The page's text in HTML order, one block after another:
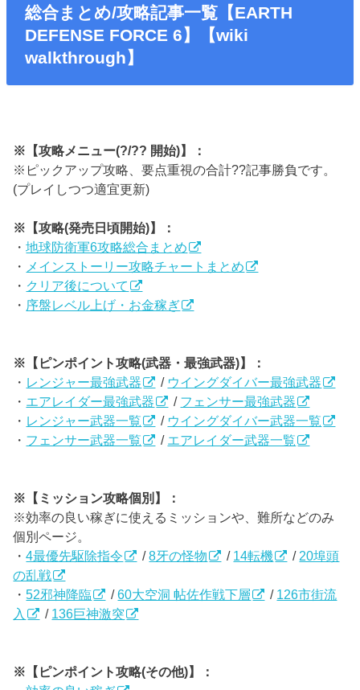
総合まとめ/攻略記事一覧【EARTH
DEFENSE FORCE 6】【wiki
walkthrough】
※【攻略メニュー(?/?? 開始)】：
※ピックアップ攻略、要点重視の合計??記事勝負です。
(プレイしつつ適宜更新)
※【攻略(発売日頃開始)】：
・地球防衛軍6攻略総合まとめ
・ メインストーリー攻略チャートまとめ
・ クリア後について
・ 序盤レベル上げ・お金稼ぎ
※【ピンポイント攻略(武器・最強武器)】：
・ レンジャー最強武器 / ウイングダイバー最強武器
・ エアレイダー最強武器 / フェンサー最強武器
・ レンジャー武器一覧 / ウイングダイバー武器一覧
・ フェンサー武器一覧 / エアレイダー武器一覧
※【ミッション攻略個別】：
※効率の良い稼ぎに使えるミッションや、難所などのみ
個別ページ。
・4最優先駆除指令 /8牙の怪物 / 14転機 / 20埠頭
の乱戦
・52邪神降臨 /60大空洞 帖佐作戦下層 / 126市街流
入
/ 136巨神激突
※【ピンポイント攻略(その他)】：